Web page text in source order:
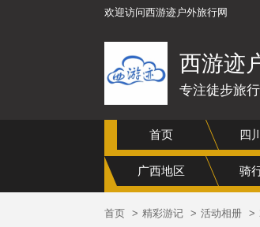
欢迎访问西游迹户外旅行网
西游迹
专注徒步旅行
首页 四
广西地区 骑
首页 精彩游记 活动相册